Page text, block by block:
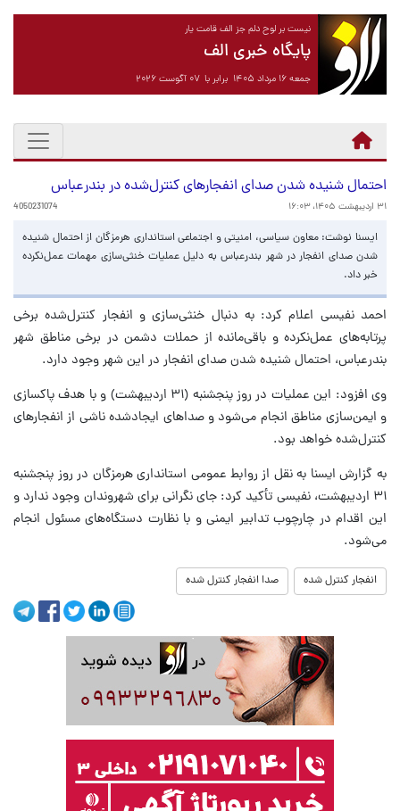
نیست بر لوح دلم جز الف قامت یار
پایگاه خبری الف
جمعه ۱۶ مرداد ۱۴۰۵ برابر با ۰۷ آگوست ۲۰۲۶
احتمال شنیده شدن صدای انفجارهای کنترل‌شده در بندرعباس
۳۱ اردیبهشت ۱۴۰۵، ۱۶:۰۳ 4050231074
ایسنا نوشت: معاون سیاسی، امنیتی و اجتماعی استانداری هرمزگان از احتمال شنیده
شدن صدای انفجار در شهر بندرعباس به دلیل عملیات خنثی‌سازی مهمات عمل‌نکرده
خبر داد.
احمد نفیسی اعلام کرد: به دنبال خنثی‌سازی و انفجار کنترل‌شده برخی
پرتابه‌های عمل‌نکرده و باقی‌مانده از حملات دشمن در برخی مناطق شهر
بندرعباس، احتمال شنیده شدن صدای انفجار در این شهر وجود دارد.
وی افزود: این عملیات در روز پنجشنبه (۳۱ اردیبهشت‌) و با هدف پاکسازی
و ایمن‌سازی مناطق انجام می‌شود و صداهای ایجادشده ناشی از انفجارهای
کنترل‌شده خواهد بود.
به گزارش ایسنا به نقل از روابط عمومی استانداری هرمزگان در روز پنجشنبه
۳۱ اردیبهشت، نفیسی تأکید کرد: جای نگرانی برای شهروندان وجود ندارد و
این اقدام در چارچوب تدابیر ایمنی و با نظارت دستگاه‌های مسئول انجام
می‌شود.
انفجار کنترل شده صدا انفجار کنترل شده